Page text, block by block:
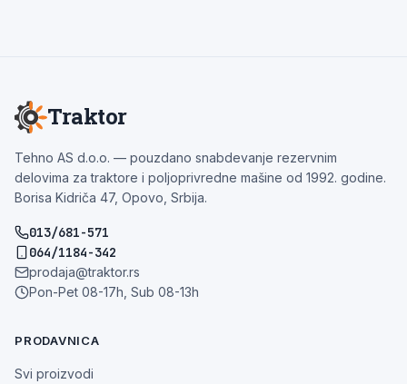
Traktor
Tehno AS d.o.o. — pouzdano snabdevanje rezervnim
delovima za traktore i poljoprivredne mašine od 1992. godine.
Borisa Kidriča 47, Opovo, Srbija.
013/681-571
064/1184-342
prodaja@traktor.rs
Pon-Pet 08-17h, Sub 08-13h
PRODAVNICA
Svi proizvodi